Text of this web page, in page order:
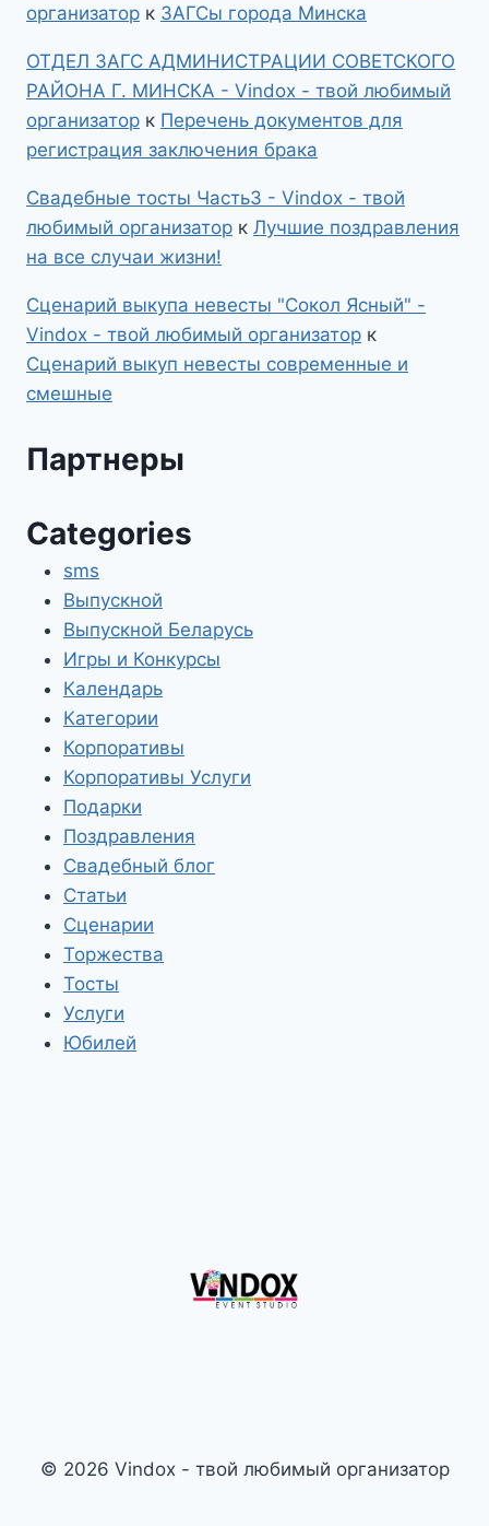
организатор к ЗАГСы города Минска
ОТДЕЛ ЗАГС АДМИНИСТРАЦИИ СОВЕТСКОГО
РАЙОНА Г. МИНСКА - Vindox - твой любимый
организатор к Перечень документов для
регистрация заключения брака
Свадебные тосты Часть3 - Vindox - твой
любимый организатор к Лучшие поздравления
на все случаи жизни!
Сценарий выкупа невесты "Сокол Ясный" -
Vindox - твой любимый организатор к
Сценарий выкуп невесты современные и
смешные
Партнеры
Categories
sms
Выпускной
Выпускной Беларусь
Игры и Конкурсы
Календарь
Категории
Корпоративы
Корпоративы Услуги
Подарки
Поздравления
Свадебный блог
Статьи
Сценарии
Торжества
Тосты
Услуги
Юбилей
© 2026 Vindox - твой любимый организатор